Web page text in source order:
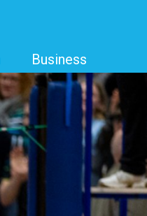
Business